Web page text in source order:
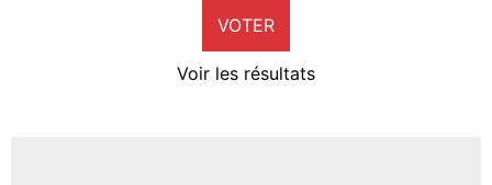
VOTER
Voir les résultats